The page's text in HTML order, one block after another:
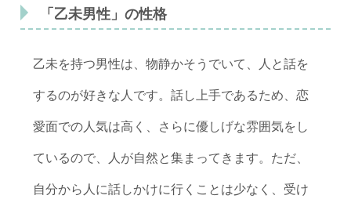
「乙未男性」の性格
乙未を持つ男性は、物静かそうでいて、人と話を
するのが好きな人です。話し上手であるため、恋
愛面での人気は高く、さらに優しげな雰囲気をし
ているので、人が自然と集まってきます。ただ、
自分から人に話しかけに行くことは少なく、受け